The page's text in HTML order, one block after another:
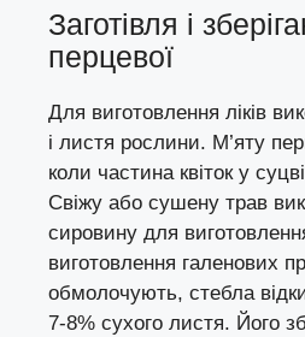
Заготівля і
перцевої
Для виготовлення ліків
і листя рослини. М’яту
коли частина квіток у
Свіжу або сушену трав
сировину для
виготовлення галенових
обмолочують, стебла
7-8% сухого листя. Його